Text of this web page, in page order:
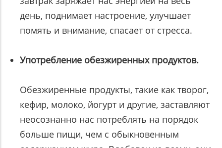
день, поднимает настроение, улучшает
помять и внимание, спасает от стресса.
Употребление обезжиренных продуктов.
Обезжиренные продукты, такие как творог,
кефир, молоко, йогурт и другие, заставляют
неосознанно нас потреблять на порядок
больше пищи, чем с обыкновенным